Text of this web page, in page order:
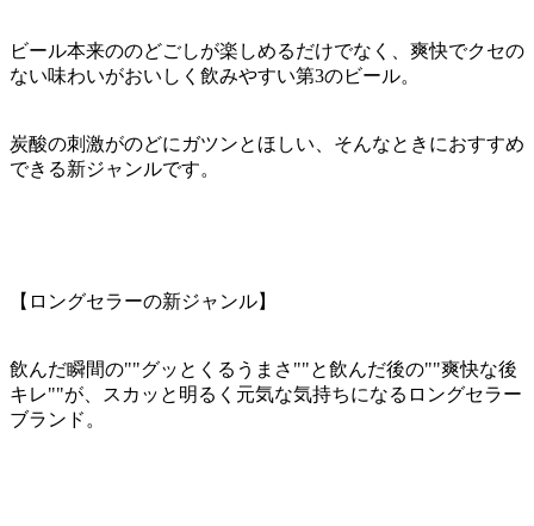
ビール本来ののどごしが楽しめるだけでなく、爽快でクセの
ない味わいがおいしく飲みやすい第3のビール。
炭酸の刺激がのどにガツンとほしい、そんなときにおすすめ
できる新ジャンルです。
【ロングセラーの新ジャンル】
飲んだ瞬間の""グッとくるうまさ""と飲んだ後の""爽快な後
キレ""が、スカッと明るく元気な気持ちになるロングセラー
ブランド。